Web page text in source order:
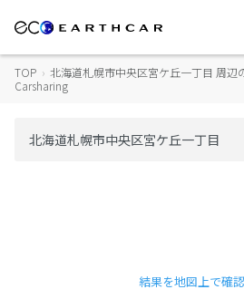
TOP › 北海道札幌市中央区宮ケ丘一丁目 周辺
Carsharing
結果を地図上で確